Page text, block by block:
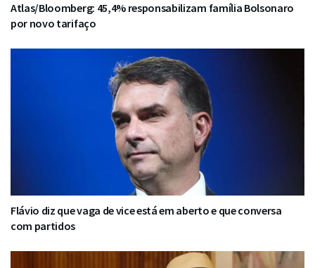
Atlas/Bloomberg: 45,4% responsabilizam família Bolsonaro
por novo tarifaço
Flávio diz que vaga de vice está em aberto e que conversa
com partidos